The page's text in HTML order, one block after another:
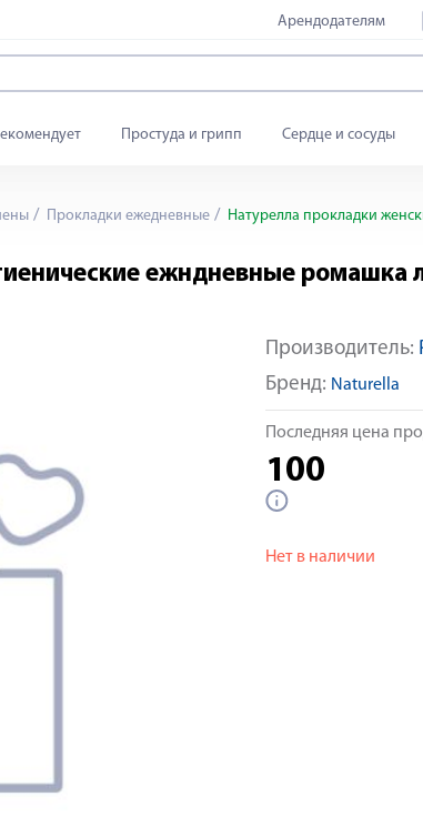
Арендодателям
Простуда и грипп Сердце и сосуды
Прокладки ежедневные Натурелла прокладки
ежндневные ромашка
Производитель:
Бренд: Naturella
Последняя цена
100
Нет в наличии